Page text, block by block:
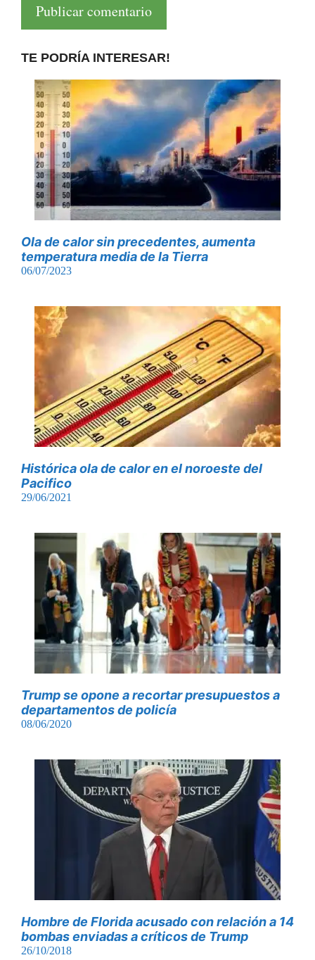
TE PODRÍA INTERESAR!
Ola de calor sin precedentes, aumenta
temperatura media de la Tierra
06/07/2023
Histórica ola de calor en el noroeste del
Pacifico
29/06/2021
Trump se opone a recortar presupuestos a
departamentos de policía
08/06/2020
Hombre de Florida acusado con relación a 14
bombas enviadas a críticos de Trump
26/10/2018